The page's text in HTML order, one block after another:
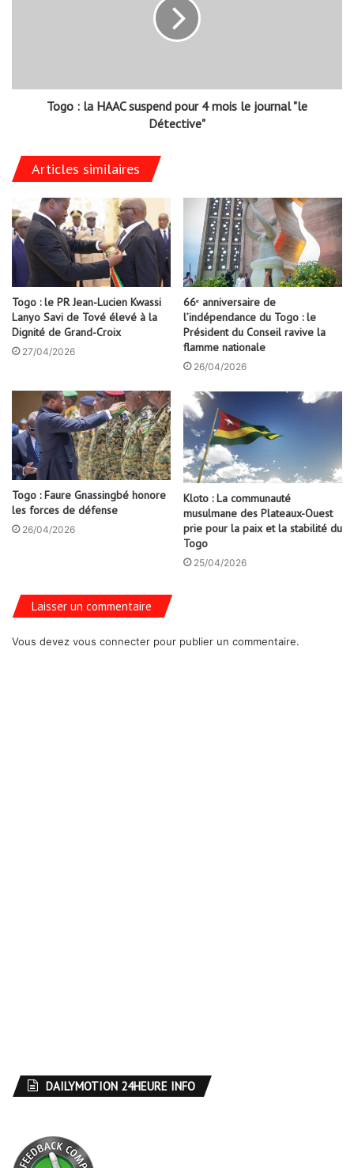
Togo : la HAAC suspend pour 4 mois le journal "le
Détective"
Articles similaires
Togo : le PR Jean-Lucien Kwassi
Lanyo Savi de Tové élevé à la
Dignité de Grand-Croix
27/04/2026
66ᵉ anniversaire de
l’indépendance du Togo : le
Président du Conseil ravive la
flamme nationale
26/04/2026
Togo : Faure Gnassingbé honore
les forces de défense
26/04/2026
Kloto : La communauté
musulmane des Plateaux-Ouest
prie pour la paix et la stabilité du
Togo
25/04/2026
Laisser un commentaire
Vous devez vous connecter pour publier un commentaire.
DAILYMOTION 24HEURE INFO